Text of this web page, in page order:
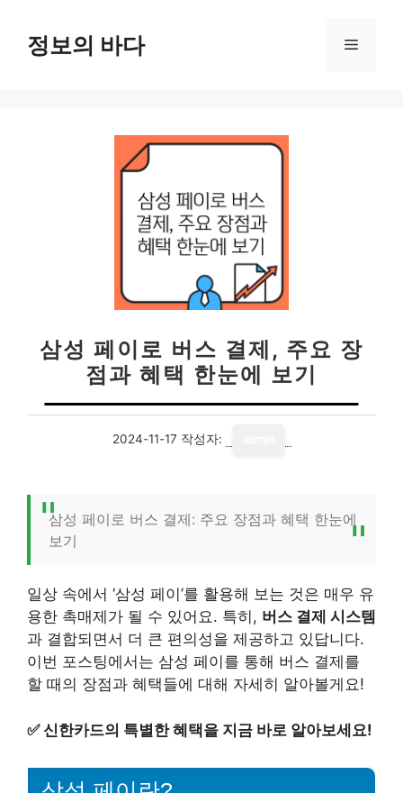
정보의 바다 메
삼성 페이로 버스 결제, 주요 장
점과 혜택 한눈에 보기
2024-11-17 작성자:
삼성 페이로 버스 결제: 주요 장점과 혜택 한눈에
보기
일상 속에서 ‘삼성 페이’를 활용해 보는 것은 매우 유
용한 촉매제가 될 수 있어요. 특히, 버스 결제 시스템
과 결합되면서 더 큰 편의성을 제공하고 있답니다.
이번 포스팅에서는 삼성 페이를 통해 버스 결제를
할 때의 장점과 혜택들에 대해 자세히 알아볼게요!
✅신한카드의 특별한 혜택을 지금 바로 알아보세요!